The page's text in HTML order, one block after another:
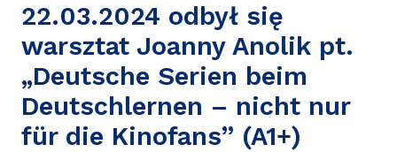
22.03.2024 odbył się
warsztat Joanny Anolik pt.
„Deutsche Serien beim
Deutschlernen – nicht nur
für die Kinofans” (A1+)